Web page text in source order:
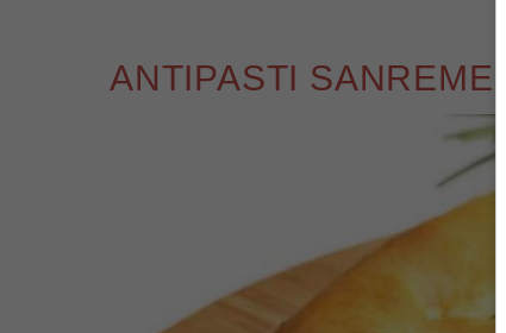
ANTIPASTI